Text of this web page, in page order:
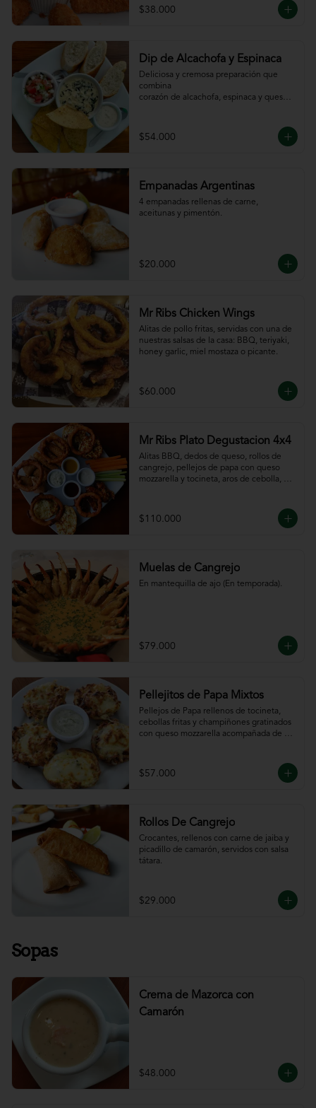
$38.000
Dip de Alcachofa y Espinaca
Deliciosa y cremosa preparación que
combina
corazón de alcachofa, espinaca y queso,
pan
de la casa
$54.000
Empanadas Argentinas
4 empanadas rellenas de carne,
aceitunas y pimentón.
$20.000
Mr Ribs Chicken Wings
Alitas de pollo fritas, servidas con una de
nuestras salsas de la casa: BBQ, teriyaki,
honey garlic, miel mostaza o picante.
$60.000
Mr Ribs Plato Degustacion 4x4
Alitas BBQ, dedos de queso, rollos de
cangrejo, pellejos de papa con queso
mozzarella y tocineta, aros de cebolla,
$110.000
Muelas de Cangrejo
En mantequilla de ajo (En temporada).
$79.000
Pellejitos de Papa Mixtos
Pellejos de Papa rellenos de tocineta,
cebollas fritas y champiñones gratinados
con queso mozzarella acompañada de
$57.000
Rollos De Cangrejo
Crocantes, rellenos con carne de jaiba y
picadillo de camarón, servidos con salsa
tátara.
$29.000
Sopas
Crema de Mazorca con
Camarón
$48.000